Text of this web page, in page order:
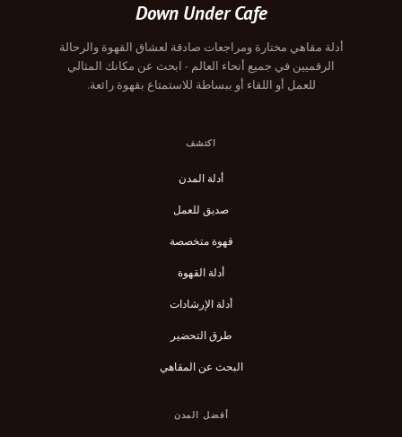
Down Under Cafe
أدلة مقاهي مختارة ومراجعات صادقة لعشاق القهوة والرحالة
الرقميين في جميع أنحاء العالم - ابحث عن مكانك المثالي
للعمل أو اللقاء أو ببساطة للاستمتاع بقهوة رائعة.
اكتشف
أدلة المدن
صديق للعمل
قهوة متخصصة
أدلة القهوة
أدلة الإرشادات
طرق التحضير
البحث عن المقاهي
أفضل المدن